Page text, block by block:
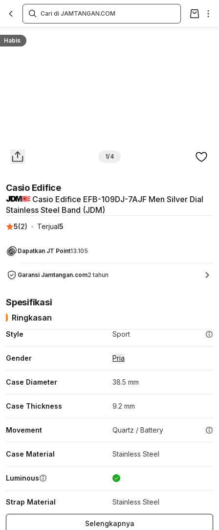
Habis
1/4
Casio Edifice
Casio Edifice EFB-109DJ-7AJF Men Silver Dial
Stainless Steel Band (JDM)
5(2) Terjual5
Dapatkan JT Point13.105
Garansi Jamtangan.com2 tahun
Overview
Spesifikasi
Ringkasan
Style Sport
Gender Pria
Case Diameter 38.5 mm
Case Thickness 9.2 mm
Movement Quartz / Battery
Case Material Stainless Steel
Luminous
Strap Material Stainless Steel
Selengkapnya